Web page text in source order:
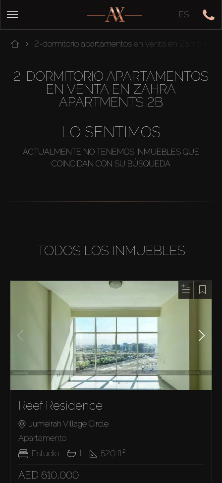
ES
2-dormitorio apartamentos en venta en Zahra
2-DORMITORIO APARTAMENTOS
EN VENTA EN ZAHRA
APARTMENTS 2B
LO SENTIMOS
ACTUALMENTE NO TENEMOS INMUEBLES QUE
COINCIDAN CON SU BÚSQUEDA
TODOS LOS INMUEBLES
Reef Residence
Jumeirah Village Circle
Apartamento
Estudio
1 520 ft²
AED 610,000